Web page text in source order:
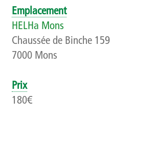
Événements
Qui sommes-nous ?
Présentation
Rapports d’activités
Emplacement
HELHa Mons
Chaussée de Binche 159
7000 Mons
Prix
180€